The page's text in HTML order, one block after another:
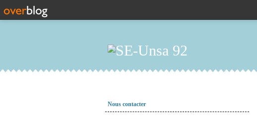
Nous contacter